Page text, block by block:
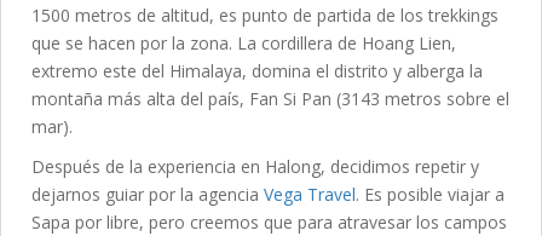
1500 metros de altitud, es punto de partida de los trekkings
que se hacen por la zona. La cordillera de Hoang Lien,
extremo este del Himalaya, domina el distrito y alberga la
montaña más alta del país, Fan Si Pan (3143 metros sobre el
mar).
Después de la experiencia en Halong, decidimos repetir y
dejarnos guiar por la agencia Vega Travel. Es posible viajar a
Sapa por libre, pero creemos que para atravesar los campos